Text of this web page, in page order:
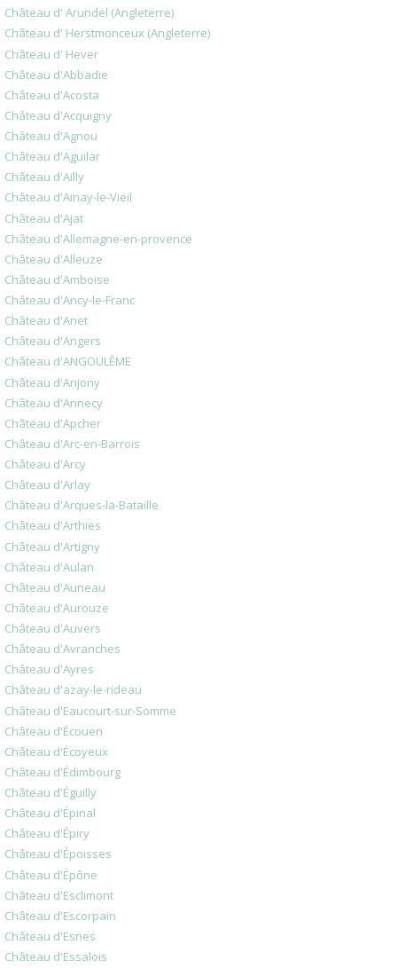
Château d' Arundel (Angleterre)
Château d' Herstmonceux (Angleterre)
Château d' Hever
Château d'Abbadie
Château d'Acosta
Château d'Acquigny
Château d'Agnou
Château d'Aguilar
Château d'Ailly
Château d'Ainay-le-Vieil
Château d'Ajat
Château d'Allemagne-en-provence
Château d'Alleuze
Château d'Amboise
Château d'Ancy-le-Franc
Château d'Anet
Château d'Angers
Château d'ANGOULÊME
Château d'Anjony
Château d'Annecy
Château d'Apcher
Château d'Arc-en-Barrois
Château d'Arcy
Château d'Arlay
Château d'Arques-la-Bataille
Château d'Arthies
Château d'Artigny
Château d'Aulan
Château d'Auneau
Château d'Aurouze
Château d'Auvers
Château d'Avranches
Château d'Ayres
Château d'azay-le-rideau
Château d'Eaucourt-sur-Somme
Château d'Écouen
Château d'Écoyeux
Château d'Édimbourg
Château d'Éguilly
Château d'Épinal
Château d'Épiry
Château d'Époisses
Château d'Épône
Château d'Esclimont
Château d'Escorpain
Château d'Esnes
Château d'Essalois